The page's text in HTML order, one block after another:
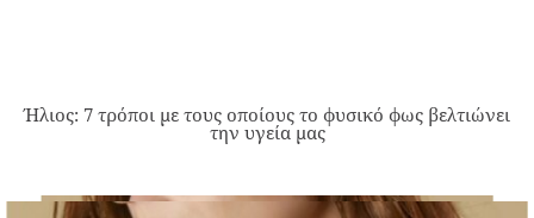
Ήλιος: 7 τρόποι με τους οποίους το φυσικό φως βελτιώνει
την υγεία μας